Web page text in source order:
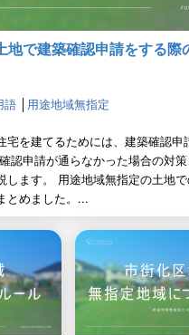
地で建築確認申請をする際
語│ 用途地域無指定
宅を建てるためには、建築確認申
認申請が通らなかった場合の対
します。 用途地域無指定の土地
とめました。...